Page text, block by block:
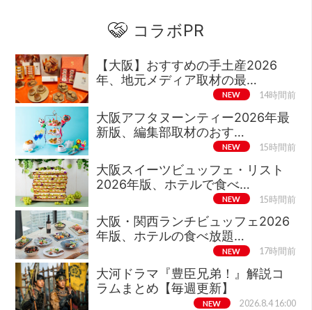
コラボPR
【大阪】おすすめの手土産2026
年、地元メディア取材の最…
NEW 14時間前
大阪アフタヌーンティー2026年最
新版、編集部取材のおす…
NEW 15時間前
大阪スイーツビュッフェ・リスト
2026年版、ホテルで食べ…
NEW 15時間前
大阪・関西ランチビュッフェ2026
年版、ホテルの食べ放題…
NEW 17時間前
大河ドラマ『豊臣兄弟！』解説コ
ラムまとめ【毎週更新】
NEW 2026.8.4 16:00